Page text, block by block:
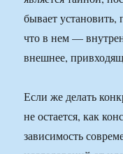
бывает установить,
что в нем —
внешнее,
Если же делать
не остается, как
зависимость